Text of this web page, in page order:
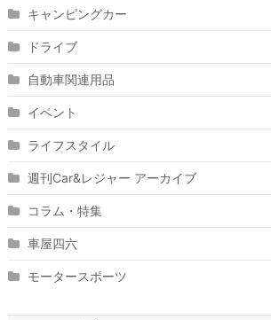
キャンピングカー
ドライブ
自動車関連用品
イベント
ライフスタイル
週刊Car&レジャー アーカイブ
コラム・特集
車屋四六
モータースポーツ